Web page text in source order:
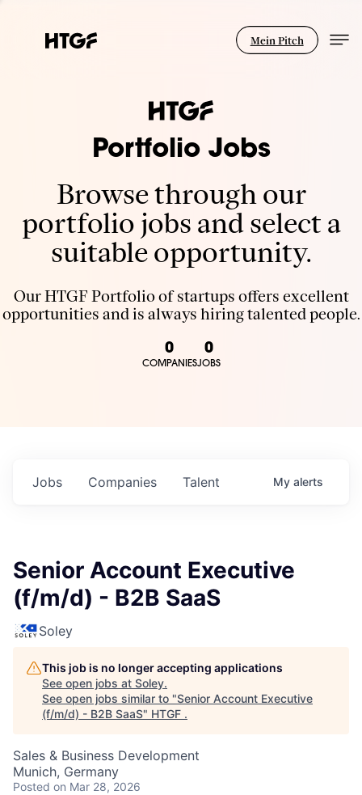
Mein Pitch
Portfolio Jobs
Browse through our
portfolio jobs and select a
suitable opportunity.
Our HTGF Portfolio of startups offers excellent
opportunities and is always hiring talented people.
0
COMPANIES
0
JOBS
Jobs Companies Talent My alerts
Senior Account Executive
(f/m/d) - B2B SaaS
Soley
This job is no longer accepting applications
See open jobs at Soley.
See open jobs similar to "Senior Account Executive
(f/m/d) - B2B SaaS" HTGF .
Sales & Business Development
Munich, Germany
Posted on Mar 28, 2026